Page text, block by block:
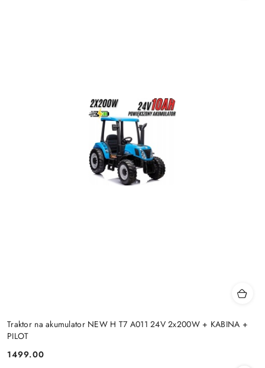
Traktor na akumulator NEW H T7 A011 24V 2x200W + KABINA +
PILOT
Cena:
1499.00